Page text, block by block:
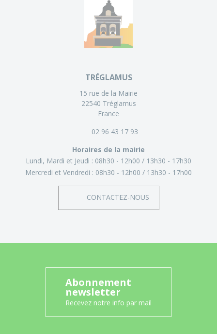
TRÉGLAMUS
15 rue de la Mairie
22540 Tréglamus
France
02 96 43 17 93
Horaires de la mairie
Lundi, Mardi et Jeudi : 08h30 - 12h00
13h30 - 17h30
Mercredi et Vendredi : 08h30 - 12h00 13h30 - 17h00
CONTACTEZ-NOUS
Abonnement
newsletter
Recevez notre info par mail